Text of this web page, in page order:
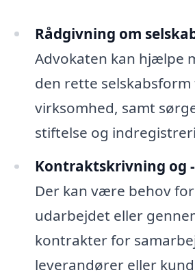
Rådgivning om
Advokaten kan hjælpe
den rette
virksomhed, samt
stiftelse og
Kontraktskrivning og
Der kan være behov
udarbejdet eller
kontrakter for
leverandører eller